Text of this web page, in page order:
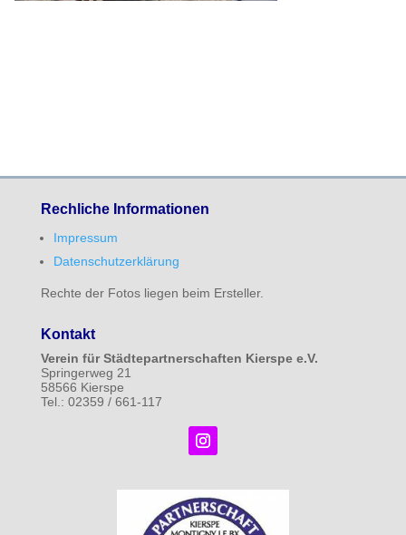
Rechliche Informationen
Impressum
Datenschutzerklärung
Rechte der Fotos liegen beim Ersteller.
Kontakt
Verein für Städtepartnerschaften Kierspe e.V.
Springerweg 21
58566 Kierspe
Tel.: 02359 / 661-117